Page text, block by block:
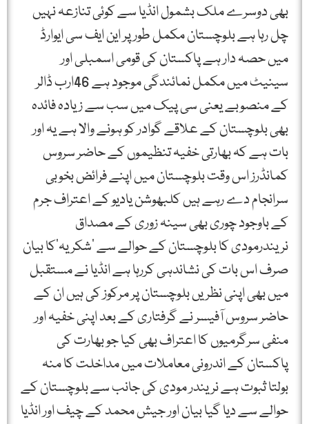
بھی دوسرے ملک بشمول انڈیا سے کوئی تنازعہ نہیں
چل رہا ہے بلوچستان مکمل طور پر این ایف سی ایوارڈ
میں حصہ دار ہے پاکستان کی قومی اسمبلی اور
سینیٹ میں مکمل نمائندگی موجود ہے 46ارب ڈالر
کے منصوبے یعنی سی پیک میں سب سے زیادہ فائدہ
بھی بلوچستان کے علاقے گوادر کو ہونے والا ہے یہ اور
بات ہے کہ بھارتی خفیہ تنظیموں کے حاضر سروس
کمانڈرز اس وقت بلوچستان میں اپنے فرائض بخوبی
سرانجام دے رہے ہیں کلبھوشن یادیو کے اعتراف جرم
کے باوجود چوری بھی سینہ زوری کے مصداق
نریندرمودی کا بلوچستان کے حوالے سے ’شکریہ‘کا بیان
صرف اس بات کی نشاندہی کررہا ہے انڈیا نے مستقبل
میں بھی اپنی نظریں بلوچستان پر مرکوز کی ہیں ان کے
حاضر سروس آفیسر نے گرفتاری کے بعد اپنی خفیہ اور
منفی سرگرمیوں کا اعتراف بھی کیا جو بھارت کی
پاکستان کے اندرونی معاملات میں مداخلت کا منہ
بولتا ثبوت ہے نریندر مودی کی جانب سے بلوچستان کے
حوالے سے دیا گیا بیان اور جیش محمد کے چیف اور انڈیا